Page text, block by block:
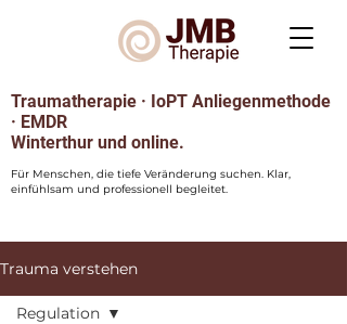
Für Menschen, die tiefe Veränderung suchen. Klar,
einfühlsam und professionell begleitet.
Traumatherapie · IoPT Anliegenmethode
· EMDR
Winterthur und online.
Trauma verstehen
Regulation